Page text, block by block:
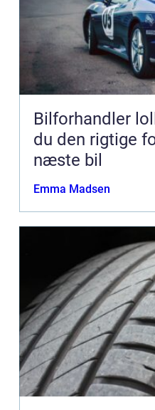
Bilforhandler lolland
du den rigtige
næste bil
Emma Madsen